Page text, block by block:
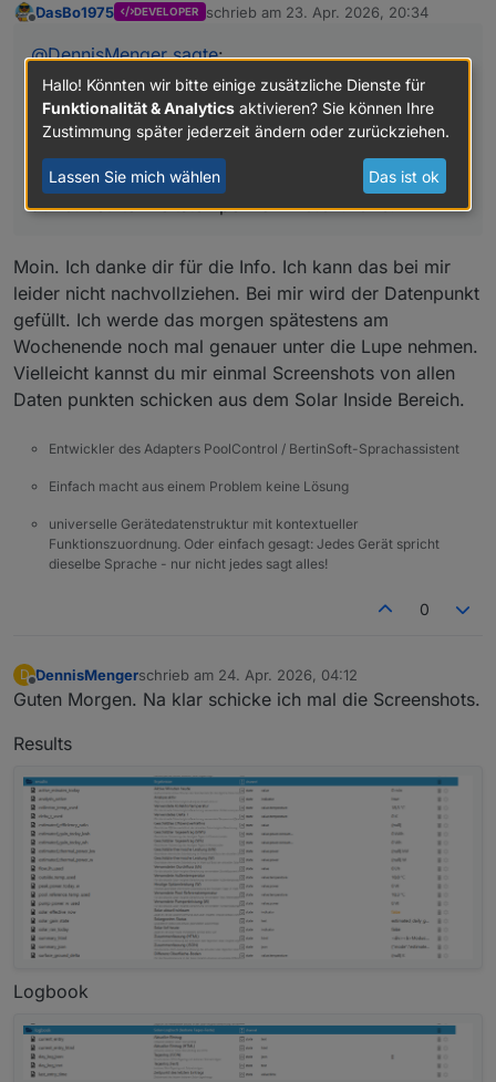
gelaufen. Datenpunkt solar-ran-today steht auf
aber weiter auf 0. Letzter Zeitstempel vom
20.04.2026.
DasBo1975 DEVELOPER schrieb am 23. Apr. 2026, 20:34
zuletzt editiert von
@DennisMenger sagte:
Habe heute morgen gleich die neue Version
installiert. Solar ist heute auch wieder definitiv
Datenpunkt active-minutes-today steht aber weiter
auf 0. Letzter Zeitstempel vom 20.04.2026.
Moin. Ich danke dir für die Info. Ich kann das bei mir
leider nicht nachvollziehen. Bei mir wird der Datenpunkt
gefüllt. Ich werde das morgen spätestens am
Wochenende noch mal genauer unter die Lupe nehmen.
Vielleicht kannst du mir einmal Screenshots von allen
Daten punkten schicken aus dem Solar Inside Bereich.
Entwickler des Adapters PoolControl / BertinSoft-Sprachassistent
Einfach macht aus einem Problem keine Lösung
universelle Gerätedatenstruktur mit kontextueller
Funktionszuordnung. Oder einfach gesagt: Jedes Gerät spricht
dieselbe Sprache - nur nicht jedes sagt alles!
0
D
Offline
DennisMengerschrieb am 24. Apr. 2026, 04:12
zuletzt editiert von
Guten Morgen. Na klar schicke ich mal die Screenshots.
Results
Logbook
Hallo! Könnten wir bitte einige zusätzliche Dienste für
Funktionalität & Analytics aktivieren? Sie können Ihre
Zustimmung später jederzeit ändern oder zurückziehen.
Lassen Sie mich wählen Das ist ok